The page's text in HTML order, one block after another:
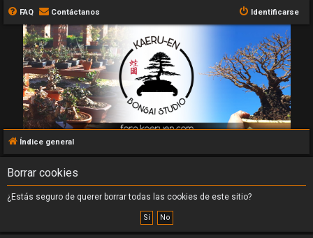
FAQ Contáctanos Identificarse
Índice general
Borrar cookies
¿Estás seguro de querer borrar todas las cookies de este sitio?